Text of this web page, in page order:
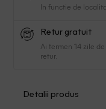
In functie de
Retur gratuit
Ai termen 14 zile
retur.
Detalii produs